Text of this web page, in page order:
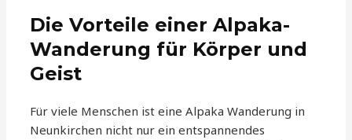
Die Vorteile einer Alpaka-
Wanderung für Körper und
Geist
Für viele Menschen ist eine Alpaka Wanderung in
Neunkirchen nicht nur ein entspannendes